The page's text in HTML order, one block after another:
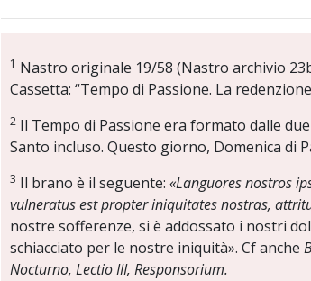
1 Nastro originale 19/58 (Nastro archivio
Cassetta: “Tempo di Passione. La
2Il Tempo di Passione era formato dalle
Santo incluso. Questo giorno, Domenica di
3 Il brano è il seguente: «Languores nostros
vulneratus est propter iniquitates nostras,
nostre sofferenze, si è addossato i nostri
schiacciato per le nostre iniquità». Cf anche
Nocturno, Lectio III, Responsorium.